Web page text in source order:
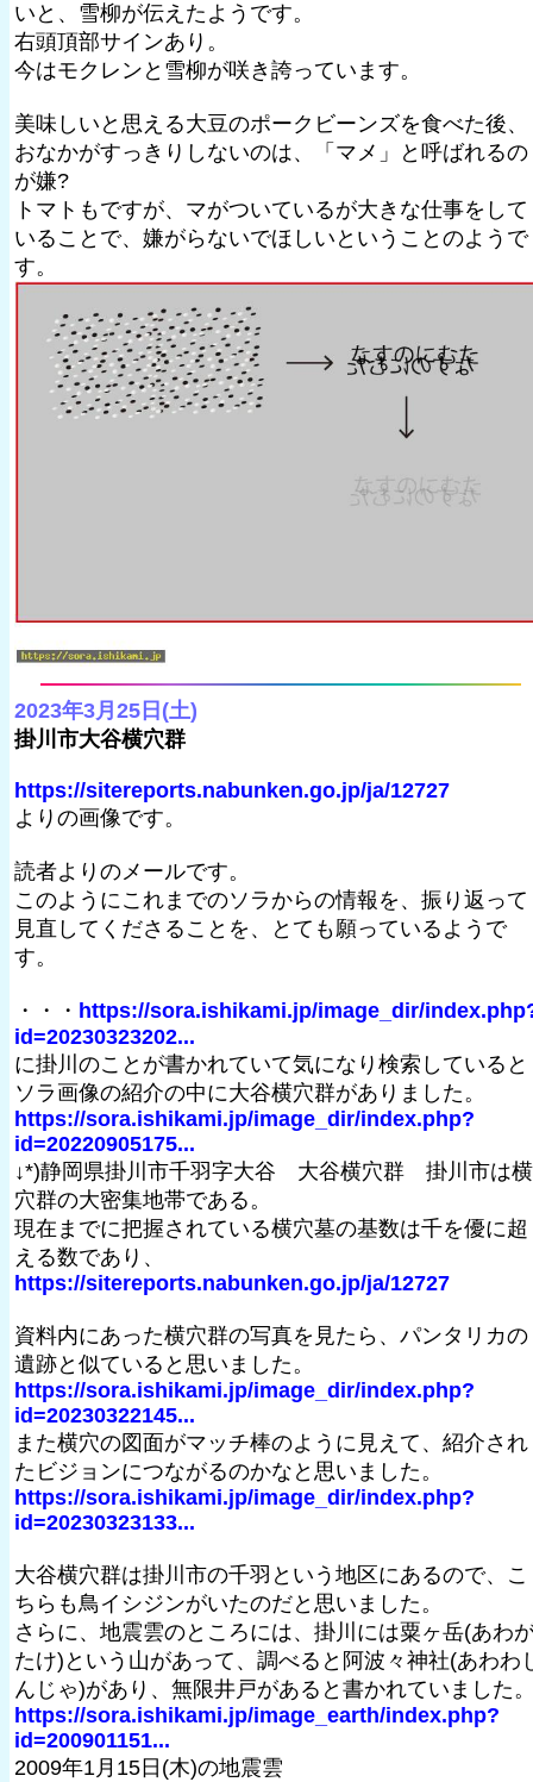
いと、雪柳が伝えたようです。
右頭頂部サインあり。
今はモクレンと雪柳が咲き誇っています。
美味しいと思える大豆のポークビーンズを食べた後、
おなかがすっきりしないのは、「マメ」と呼ばれるの
が嫌?
トマトもですが、マがついているが大きな仕事をして
いることで、嫌がらないでほしいということのようで
す。
2023年3月25日(土)
掛川市大谷横穴群
https://sitereports.nabunken.go.jp/ja/12727
よりの画像です。
読者よりのメールです。
このようにこれまでのソラからの情報を、振り返って
見直してくださることを、とても願っているようで
す。
・・・ https://sora.ishikami.jp/image_dir/
id=20230323202...
に掛川のことが書かれていて気になり検索していると
ソラ画像の紹介の中に大谷横穴群がありました。
https://sora.ishikami.jp/image_dir/index.php?
id=20220905175...
↓*)静岡県掛川市千羽字大谷 大谷横穴群 掛川市は横
穴群の大密集地帯である。
現在までに把握されている横穴墓の基数は千を優に超
える数であり、
https://sitereports.nabunken.go.jp/ja/12727
資料内にあった横穴群の写真を見たら、パンタリカの
遺跡と似ていると思いました。
https://sora.ishikami.jp/image_dir/index.php?
id=20230322145...
また横穴の図面がマッチ棒のように見えて、紹介され
たビジョンにつながるのかなと思いました。
https://sora.ishikami.jp/image_dir/index.php?
id=20230323133...
大谷横穴群は掛川市の千羽という地区にあるので、こ
ちらも鳥イシジンがいたのだと思いました。
さらに、地震雲のところには、掛川には粟ヶ岳(あわ
たけ)という山があって、調べると阿波々神社(あわわ
んじゃ)があり、無限井戸があると書かれていました
https://sora.ishikami.jp/image_earth/index.php?
id=200901151...
2009年1月15日(木)の地震雲